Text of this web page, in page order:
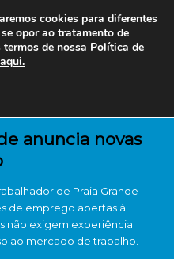
anuncia novas
de Praia Grande
de emprego abertas à
não exigem experiência
ao mercado de trabalho.
cookies para diferentes
opor ao tratamento de
de nossa Política de